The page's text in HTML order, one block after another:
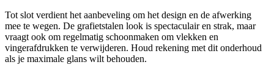
Tot slot verdient het aanbeveling om het design en de afwerking
mee te wegen. De grafietstalen look is spectaculair en strak, maar
vraagt ook om regelmatig schoonmaken om vlekken en
vingerafdrukken te verwijderen. Houd rekening met dit onderhoud
als je maximale glans wilt behouden.